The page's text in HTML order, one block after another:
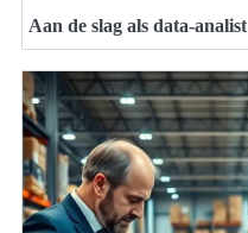
Aan de slag als data-analist